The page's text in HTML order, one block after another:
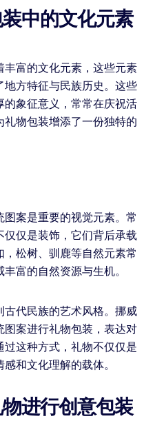
中的文化元素
富的文化元素，这些元素
方特征与民族历史。这些
象征意义，常常在庆祝活
物包装增添了一份独特的
案是重要的视觉元素。常
仅仅是装饰，它们背后承载
松树、驯鹿等自然元素常
富的自然资源与生机。
代民族的艺术风格。挪威
图案进行礼物包装，表达对
这种方式，礼物不仅仅是
和文化理解的载体。
进行创意包装